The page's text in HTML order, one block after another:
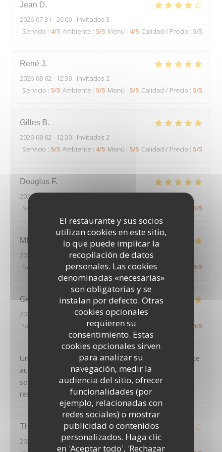
El restaurante y sus socios
utilizan cookies en este sitio,
lo que puede implicar la
recopilación de datos
personales. Las cookies
denominadas «necesarias»
son obligatorias y se
instalan por defecto. Otras
cookies opcionales
requieren su
consentimiento. Estas
cookies opcionales sirven
para analizar su
navegación, medir la
audiencia del sitio, ofrecer
funcionalidades (por
ejemplo, relacionadas con
redes sociales) o mostrar
publicidad o contenidos
personalizados. Haga clic
en 'Aceptar todo', 'Rechazar
Jean D
2026-07-31 - 20:00 - Invitados 3
Servicio : 4/5 Ambiente : 5/5 Menú : 4/5 Calidad / Precio : 5/5
René J
2026-08-02 - 12:30 - Invitados 2
Servicio : 5/5 Ambiente : 5/5 Menú : 5/5 Calidad / Precio : 5/5
Gilles B
2026-08-02 - 12:30 - Invitados 2
Servicio : 5/5 Ambiente : 4/5 Menú : 5/5 Calidad / Precio : 5/5
Douglas F
2026-08-02
Servicio
5/5
MICKAEL
2026-08-01
- 19:45 - Invitados 2
Servicio
Ambiente:5 /5 Menú: 4/5 Calidad / Precio 4/5
Geoffroy
2026-08-01
- 20:45 - Invitados 2
Servicio
Ambiente: 4 /5 Menú :5/5 4/5
Un très joli cadre, des plats tous excellents et un service
aux petits oignons : nous avons passé une excellente
soirée, et recommandons chaleureusement ce
restaurant
Thierry
2026-07-30
- 20:00 - Invitados 2
LE PAVILLON DE BAILLY